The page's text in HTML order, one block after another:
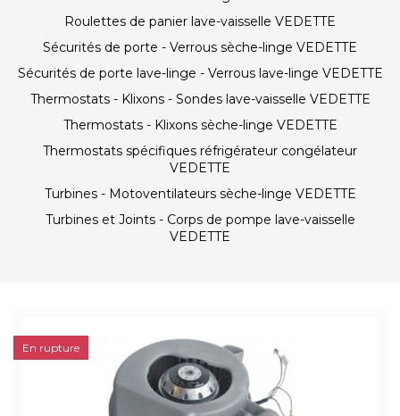
Roulettes de panier lave-vaisselle VEDETTE
Sécurités de porte - Verrous sèche-linge VEDETTE
Sécurités de porte lave-linge - Verrous lave-linge VEDETTE
Thermostats - Klixons - Sondes lave-vaisselle VEDETTE
Thermostats - Klixons sèche-linge VEDETTE
Thermostats spécifiques réfrigérateur congélateur
VEDETTE
Turbines - Motoventilateurs sèche-linge VEDETTE
Turbines et Joints - Corps de pompe lave-vaisselle
VEDETTE
En rupture